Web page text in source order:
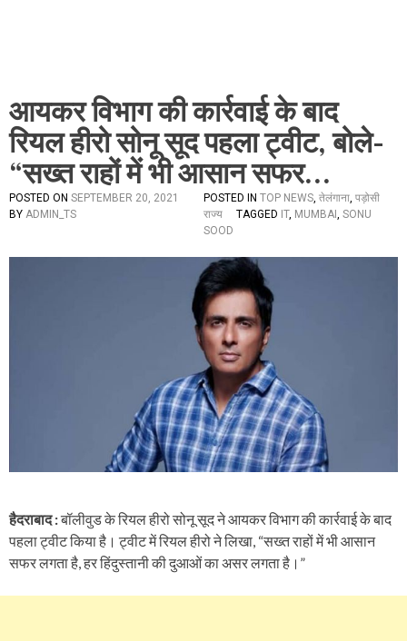
आयकर विभाग की कार्रवाई के बाद
रियल हीरो सोनू सूद पहला ट्वीट, बोले-
“सख्त राहों में भी आसान सफर…
POSTED ON SEPTEMBER 20, 2021
BY ADMIN_TS
POSTED IN TOP NEWS, तेलंगाना, पड़ोसी
राज्य
TAGGED IT, MUMBAI , SONU
SOOD
हैदराबाद :बॉलीवुड के रियल हीरो सोनू सूद ने आयकर विभाग की कार्रवाई के बाद
पहला ट्वीट किया है। ट्वीट में रियल हीरो ने लिखा, “सख्त राहों में भी आसान
सफर लगता है, हर हिंदुस्तानी की दुआओं का असर लगता है।”